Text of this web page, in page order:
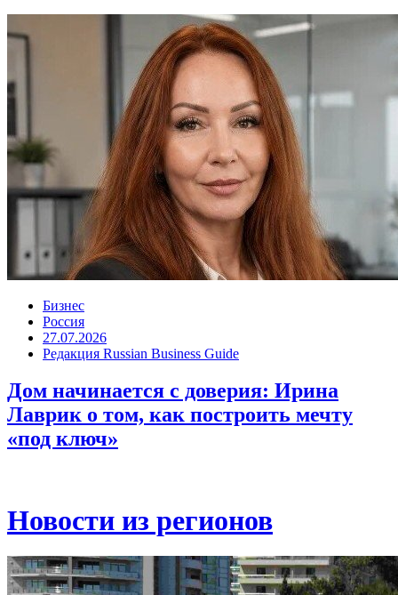
Бизнес
Россия
27.07.2026
Редакция Russian Business Guide
Дом начинается с доверия: Ирина
Лаврик о том, как построить мечту
«под ключ»
Новости из регионов